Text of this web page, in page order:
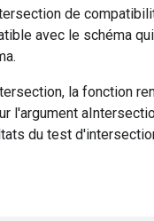
de
avec le schéma
la fonction
l'argument
du test